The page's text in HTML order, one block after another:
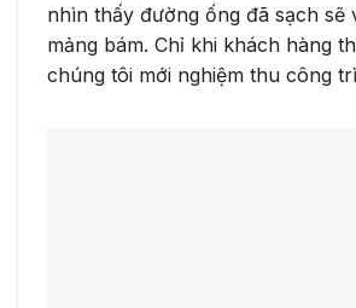
nhìn thấy đường ống đã sạch sẽ
mảng bám. Chỉ khi khách hàng
chúng tôi mới nghiệm thu công